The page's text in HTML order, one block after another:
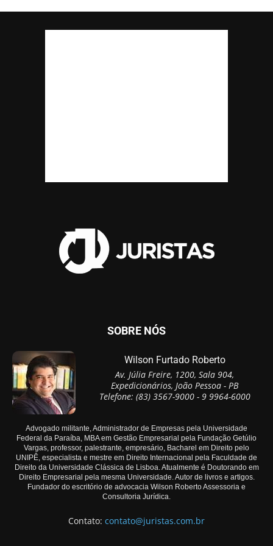
SOBRE NÓS
Wilson Furtado Roberto
Av. Júlia Freire, 1200, Sala 904,
Expedicionários, João Pessoa - PB
Telefone: (83) 3567-9000 - 9 9964-6000
Advogado militante, Administrador de Empresas pela Universidade
Federal da Paraíba, MBA em Gestão Empresarial pela Fundação Getúlio
Vargas, professor, palestrante, empresário, Bacharel em Direito pelo
UNIPÊ, especialista e mestre em Direito Internacional pela Faculdade de
Direito da Universidade Clássica de Lisboa. Atualmente é Doutorando em
Direito Empresarial pela mesma Universidade. Autor de livros e artigos.
Fundador do escritório de advocacia Wilson Roberto Assessoria e
Consultoria Jurídica.
Contato: contato@juristas.com.br